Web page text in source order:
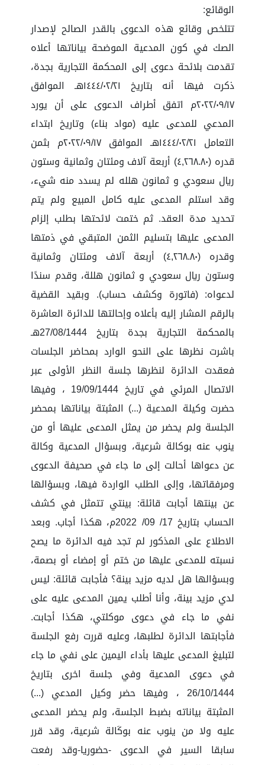
الوقائع:
تتلخص وقائع هذه الدعوى بالقدر الصالح لإصدار
الصك في كون المدعية الموضحة بياناتها أعلاه
تقدمت بلائحة دعوى إلى المحكمة التجارية بجدة،
ذكرت فيها أنه بتاريخ ١٤٤٤/٠٢/٢١هـ الموافق
٢٠٢٢/٠٩/١٧م اتفق أطراف الدعوى على أن يورد
المدعي للمدعى عليه (مواد بناء) وتاريخ ابتداء
التعامل ١٤٤٤/٠٢/٢١هـ الموافق ٢٠٢٢/٠٩/١٧م بثمن
قدره (٤,٢٦٨.٨٠) أربعة آلاف ومئتان وثمانية وستون
ريال سعودي و ثمانون هلله لم يسدد منه شيء،
وقد استلم المدعى عليه كامل المبيع ولم يتم
تحديد مدة العقد. ثم ختمت لائحتها بطلب إلزام
المدعى عليها بتسليم الثمن المتبقي في ذمتها
وقدره (٤,٢٦٨.٨٠) أربعة آلاف ومئتان وثمانية
وستون ريال سعودي و ثمانون هللة، وقدم سندًا
لدعواه: (فاتورة وكشف حساب). وبقيد القضية
بالرقم المشار إليه بأعلاه وإحالتها للدائرة العاشرة
بالمحكمة التجارية بجدة بتاريخ 27/08/1444هـ
باشرت نظرها على النحو الوارد بمحاضر الجلسات
فعقدت الدائرة لنظرها جلسة النظر الأولى عبر
الاتصال المرئي في تاريخ 19/09/1444 ، وفيها
حضرت وكيلة المدعية (...) المثبتة بياناتها بمحضر
الجلسة ولم يحضر من يمثل المدعى عليها أو من
ينوب عنه بوكالة شرعية، وبسؤال المدعية وكالة
عن دعواها أحالت إلى ما جاء في صحيفة الدعوى
ومرفقاتها، وإلى الطلب الواردة فيها، وبسؤالها
عن بينتها أجابت قائلة: بينتي تتمثل في كشف
الحساب بتاريخ 17/ 09/ 2022م، هكذا أجاب. وبعد
الاطلاع على المذكور لم تجد فيه الدائرة ما يصح
نسبته للمدعى عليها من ختم أو إمضاء أو بصمة،
وبسؤالها هل لديه مزيد بينة؟ فأجابت قائلة: ليس
لدي مزيد بينة، وأنا أطلب يمين المدعى عليه على
نفي ما جاء في دعوى موكلتي، هكذا أجابت.
فأجابتها الدائرة لطلبها، وعليه قررت رفع الجلسة
لتبليغ المدعى عليها بأداء اليمين على نفي ما جاء
في دعوى المدعية وفي جلسة اخرى بتاريخ
26/10/1444 ، وفيها حضر وكيل المدعي (...)
المثبتة بياناته بضبط الجلسة، ولم يحضر المدعى
عليه ولا من ينوب عنه بوكَالة شرعية، وقد قرر
سابقا السير في الدعوى -حضوريا-وقد رفعت